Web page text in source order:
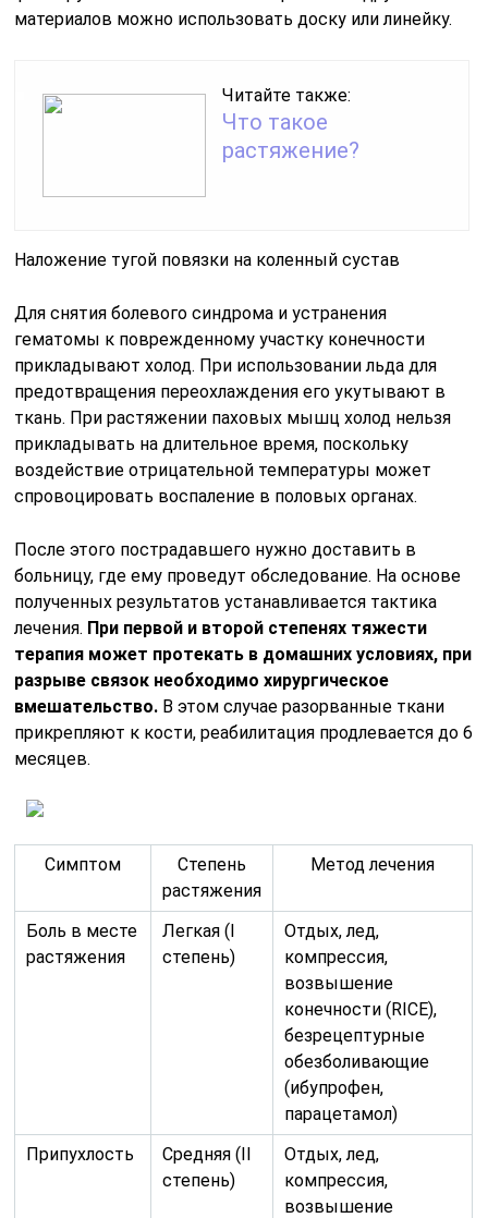
материалов можно использовать доску или линейку.
Читайте также:
Что такое
растяжение?
Наложение тугой повязки на коленный сустав
Для снятия болевого синдрома и устранения
гематомы к поврежденному участку конечности
прикладывают холод. При использовании льда для
предотвращения переохлаждения его укутывают в
ткань. При растяжении паховых мышц холод нельзя
прикладывать на длительное время, поскольку
воздействие отрицательной температуры может
спровоцировать воспаление в половых органах.
После этого пострадавшего нужно доставить в
больницу, где ему проведут обследование. На основе
полученных результатов устанавливается тактика
лечения. При первой и второй степенях тяжести
терапия может протекать в домашних условиях, при
разрыве связок необходимо хирургическое
вмешательство. В этом случае разорванные ткани
прикрепляют к кости, реабилитация продлевается до 6
месяцев.
Симптом
Степень
растяжения
Метод лечения
Боль в месте
растяжения
Легкая (I
степень)
Отдых, лед,
компрессия,
возвышение
конечности (RICE),
безрецептурные
обезболивающие
(ибупрофен,
парацетамол)
Припухлость
Средняя (II
степень)
Отдых, лед,
компрессия,
возвышение